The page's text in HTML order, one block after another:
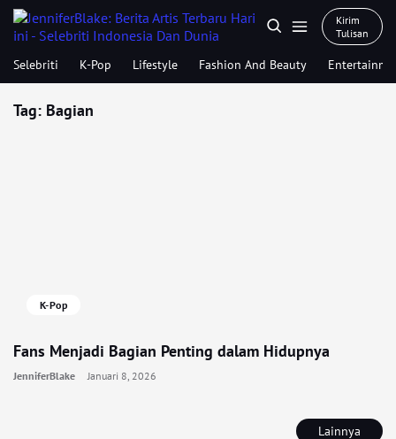
Kirim
Tulisan
Selebriti K-Pop Lifestyle Fashion And Beauty
Lainnya
Tag: Bagian
K-Pop
Fans Menjadi Bagian Penting dalam Hidupnya
JenniferBlake Januari 8, 2026